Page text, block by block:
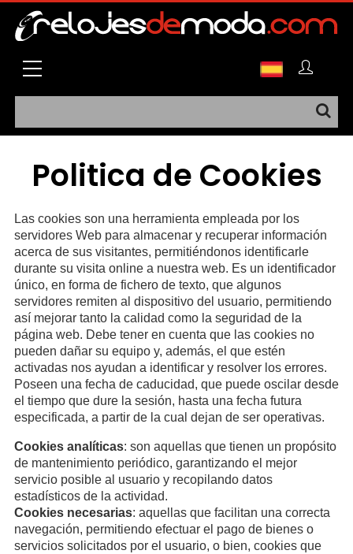
Politica de Cookies
Las cookies son una herramienta empleada por los
servidores Web para almacenar y recuperar información
acerca de sus visitantes, permitiéndonos identificarle
durante su visita online a nuestra web. Es un identificador
único, en forma de fichero de texto, que algunos
servidores remiten al dispositivo del usuario, permitiendo
así mejorar tanto la calidad como la seguridad de la
página web. Debe tener en cuenta que las cookies no
pueden dañar su equipo y, además, el que estén
activadas nos ayudan a identificar y resolver los errores.
Poseen una fecha de caducidad, que puede oscilar desde
el tiempo que dure la sesión, hasta una fecha futura
especificada, a partir de la cual dejan de ser operativas.
Cookies analíticas: son aquellas que tienen un propósito
de mantenimiento periódico, garantizando el mejor
servicio posible al usuario y recopilando datos
estadísticos de la actividad.
Cookies necesarias: aquellas que facilitan una correcta
navegación, permitiendo efectuar el pago de bienes o
servicios solicitados por el usuario, o bien, cookies que